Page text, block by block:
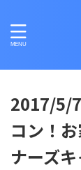
2017/5/
コン！
ナーズ